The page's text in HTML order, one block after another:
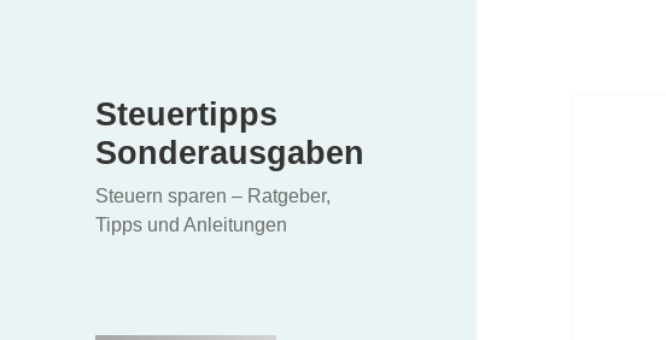
Steuertipps
Sonderausgaben
Steuern sparen – Ratgeber,
Tipps und Anleitungen